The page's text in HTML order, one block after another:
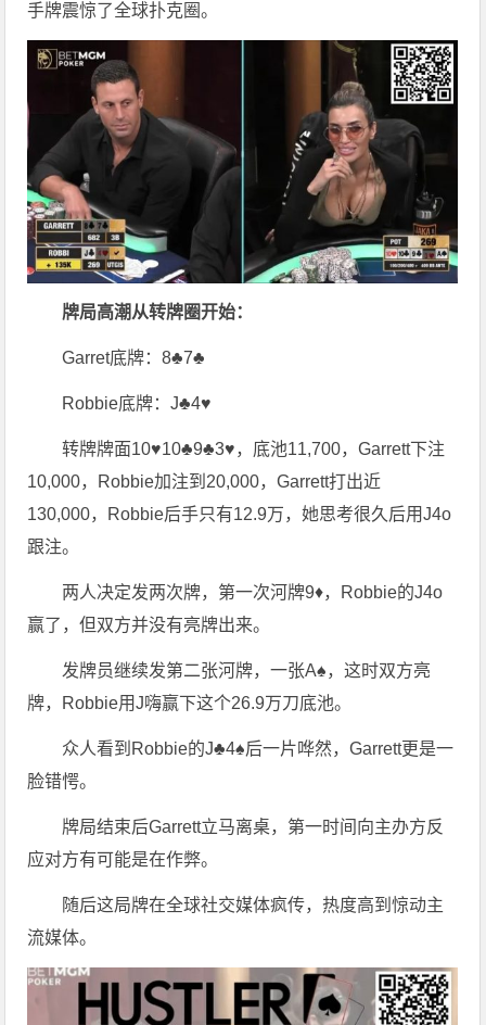
手牌震惊了全球扑克圈。
牌局高潮从转牌圈开始：
Garret底牌：8♣7♣
Robbie底牌：J♣4♥
转牌牌面10♥10♣9♣3♥，底池11,700，Garrett下注
10,000，Robbie加注到20,000，Garrett打出近
130,000，Robbie后手只有12.9万，她思考很久后用J4o
跟注。
两人决定发两次牌，第一次河牌9♦，Robbie的J4o
赢了，但双方并没有亮牌出来。
发牌员继续发第二张河牌，一张A♠，这时双方亮
牌，Robbie用J嗨赢下这个26.9万刀底池。
众人看到Robbie的J♣4♠后一片哗然，Garrett更是一
脸错愕。
牌局结束后Garrett立马离桌，第一时间向主办方反
应对方有可能是在作弊。
随后这局牌在全球社交媒体疯传，热度高到惊动主
流媒体。